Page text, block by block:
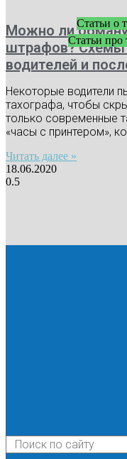
Статьи о
Статьи про
Можно ли
штрафов? Схемы
водителей и
Некоторые водители
тахографа, чтобы
только современные
«часы с принтером»,
Читать далее »
18.06.2020